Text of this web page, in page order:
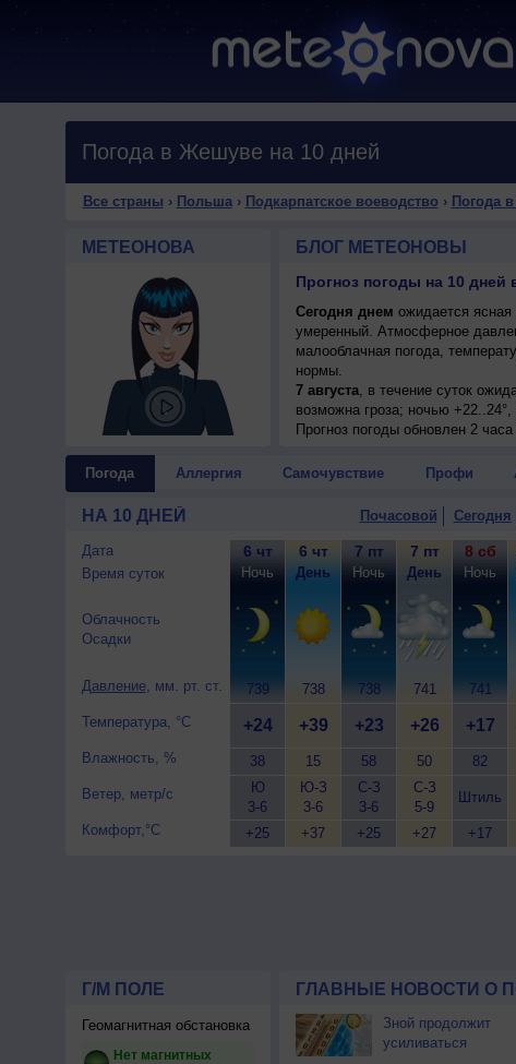
Погода в Жешуве на 10 дней
Все страны › Польша› Подкарпатское воеводство › Погода
МЕТЕОНОВА БЛОГ МЕТЕОНОВЫ
Сегодня днем ожидается ясная
умеренный. Атмосферное
малооблачная погода,
нормы.
7 августа, в течение суток
возможна гроза; ночью
7 августа, ожидается
8 августа, в течение суток
, ожидается ясная
Прогноз погоды обновлен 2
Погода Аллергия Самочувствие Профи
НА 10 ДНЕЙ Почасовой Сегодня
Дата
Время суток
Облачность
Осадки
Давление, мм. рт. ст.
Температура, °C
Влажность, %
Ветер, метр/с
Комфорт,°C
6 чт
Ночь
739
+24
38
Ю
3-6
+25
6 чт
День
738
+39
15
Ю-З
3-6
+37
7 пт
Ночь
738
+23
58
С-З
3-6
+25
7 пт
День
741
+26
50
С-З
5-9
+27
8 сб
Ночь
741
+17
82
Штиль
+17
Г/М ПОЛЕ
Геомагнитная обстановка
Нет магнитных
ГЛАВНЫЕ НОВОСТИ О
Зной продолжит
усиливаться